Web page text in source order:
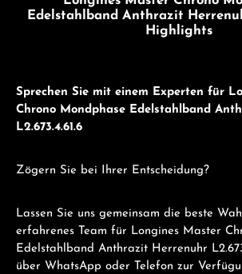
Edelstahlband Anthrazit
Highlights
Sprechen Sie mit einem Experten für
Chrono Mondphase Edelstahlband
L2.673.4.61.6
Zögern Sie bei Ihrer Entscheidung?
Lassen Sie uns gemeinsam die beste
erfahrenes Team für Longines Master
Edelstahlband Anthrazit Herrenuhr
über WhatsApp oder Telefon zur